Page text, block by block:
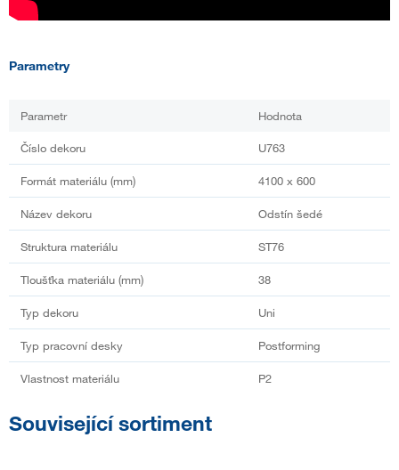
Parametry
Parametr Hodnota
Číslo dekoru U763
Formát materiálu (mm) 4100 x 600
Název dekoru Odstín šedé
Struktura materiálu ST76
Tloušťka materiálu (mm) 38
Typ dekoru Uni
Typ pracovní desky Postforming
Vlastnost materiálu P2
Související sortiment